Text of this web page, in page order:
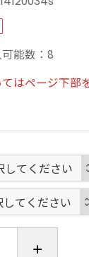
み方:冷やし
年
じゅんまい
こうじ(京都
ル分:15度 味
方:冷やして
能数：8
はページ下部